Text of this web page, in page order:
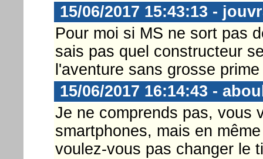
15/06/2017 15:43:13 -
Pour moi si MS ne sort pas
sais pas quel constructeur
l'aventure sans grosse
15/06/2017 16:14:43 -
Je ne comprends pas, vous
smartphones, mais en
voulez-vous pas changer le